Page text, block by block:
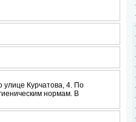
улице Курчатова, 4. По
нормам. В